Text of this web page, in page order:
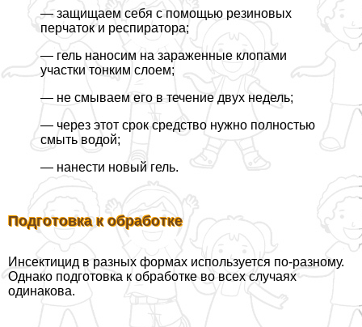
— защищаем себя с помощью резиновых
перчаток и респиратора;
— гель наносим на зараженные клопами
участки тонким слоем;
— не смываем его в течение двух недель;
— через этот срок средство нужно полностью
смыть водой;
— нанести новый гель.
Подготовка к обработке
Инсектицид в разных формах используется по-разному.
Однако подготовка к обработке во всех случаях
одинакова.